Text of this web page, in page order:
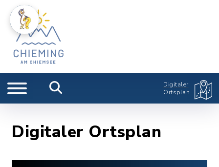
Digitaler
Ortsplan
Digitaler Ortsplan